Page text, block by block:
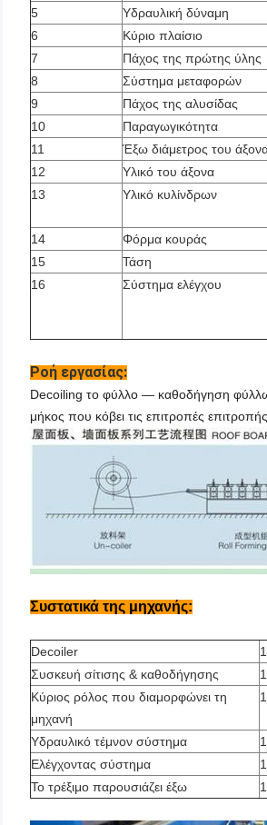
5
Υδραυλική δύναμη
6
Κύριο πλαίσιο
7
Πάχος της πρώτης ύλης
8
Σύστημα μεταφορών
9
Πάχος της αλυσίδας
10
Παραγωγικότητα
11
Έξω διάμετρος του
12
Υλικό του άξονα
13
Υλικό κυλίνδρων
14
Φόρμα κουράς
15
Τάση
16
Σύστημα ελέγχου
Ροή εργασίας:
Decoiling το φύλλο — καθοδήγηση
μήκος που κόβει τις επιτροπές
Συστατικά της μηχανής:
Decoiler
Συσκευή σίτισης & καθοδήγησης
Κύριος ρόλος που διαμορφώνει τη
μηχανή
Υδραυλικό τέμνον σύστημα
Ελέγχοντας σύστημα
Το τρέξιμο παρουσιάζει έξω